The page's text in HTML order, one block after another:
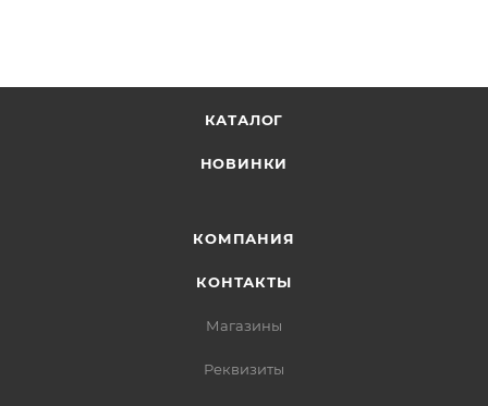
КАТАЛОГ
НОВИНКИ
КОМПАНИЯ
КОНТАКТЫ
Магазины
Реквизиты